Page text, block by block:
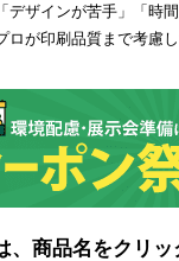
「デザインが苦手」「時
ロが印刷品質まで考慮
、商品名をクリ